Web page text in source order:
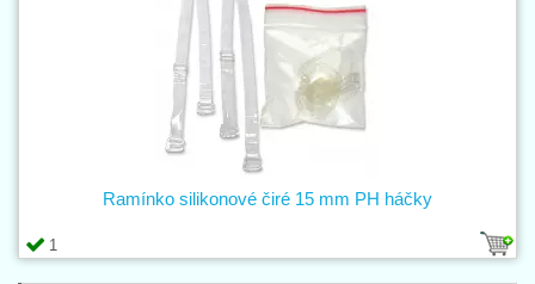
1
Ramínko silikonové čiré 15 mm PH háčky